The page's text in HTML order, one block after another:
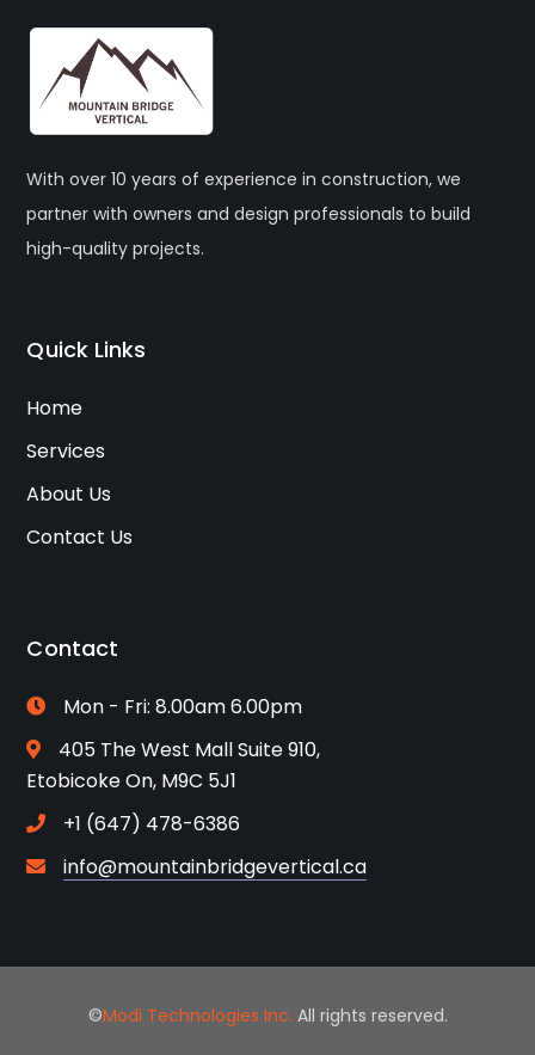
With over 10 years of experience in construction, we
partner with owners and design professionals to build
high-quality projects.
Quick Links
Home
Services
About Us
Contact Us
Contact
Mon - Fri: 8.00am 6.00pm
405 The West Mall Suite 910,
Etobicoke On, M9C 5J1
+1 (647) 478-6386
info@mountainbridgevertical.ca
©Modi Technologies Inc. All rights reserved.